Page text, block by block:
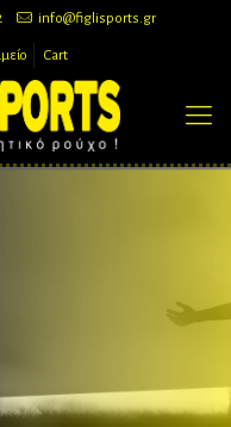
info@figlisports.gr
Cart